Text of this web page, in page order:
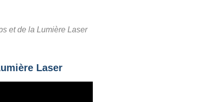
et de la Lumière Laser
Laser